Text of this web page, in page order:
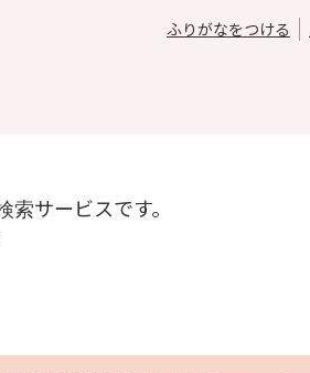
ふりがなをつける
サービスです。